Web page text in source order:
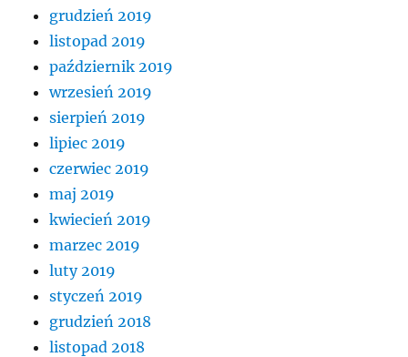
grudzień 2019
listopad 2019
październik 2019
wrzesień 2019
sierpień 2019
lipiec 2019
czerwiec 2019
maj 2019
kwiecień 2019
marzec 2019
luty 2019
styczeń 2019
grudzień 2018
listopad 2018